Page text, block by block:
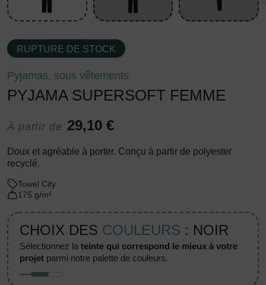
RUPTURE DE STOCK
Pyjamas, sous vêtements
PYJAMA SUPERSOFT FEMME
À partir de 29,10 €
Doux et agréable à porter. Conçu à partir de polyester
recyclé.
Towel City
175 g/m²
CHOIX DES COULEURS : NOIR
sélectionnez lateinte qui correspond le mieux à votre
projet parmi notre palette de couleurs.